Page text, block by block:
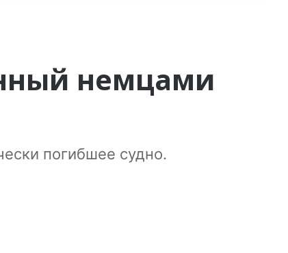
немцами
погибшее судно.